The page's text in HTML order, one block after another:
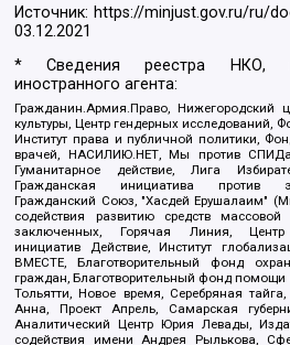
Источник: https://minjust.gov.ru/ru/
03.12.2021
* Сведения реестра НКО,
иностранного агента:
Гражданин.Армия.Право, Нижегородский
культуры, Центр гендерных исследований,
Институт права и публичной политики,
врачей, НАСИЛИЮ.НЕТ, Мы против
Гуманитарное действие, Лига
Гражданская инициатива против
Гражданский Союз, "Хасдей Ерушалаим"
содействия развитию средств
заключенных, Горячая Линия, Центр
инициатив Действие, Институт
ВМЕСТЕ, Благотворительный фонд
граждан, Благотворительный фонд
Тольятти, Новое время, Серебряная
Анна, Проект Апрель, Самарская
Аналитический Центр Юрия Левады,
содействия имени Андрея Рылькова,